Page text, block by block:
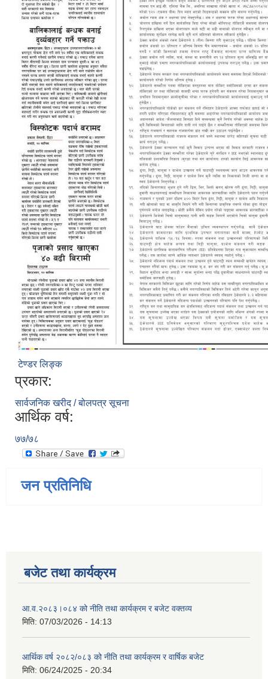
टेण्डर लिङ्क
प्रकार:
सार्वजनिक खरीद / बोलपत्र सूचना
आर्थिक वर्ष:
७७/७८
जन प्रतिनिधि
बजेट तथा कार्यक्रम
आ.व.२०८३।०८४ को नीति तथा कार्यक्रम र बजेट वक्तव्य
मिति: 07/03/2026 - 14:13
आर्थिक वर्ष २०८२/०८३ को नीति तथा कार्यक्रम र वार्षिक बजेट
मिति: 06/24/2025 - 20:34